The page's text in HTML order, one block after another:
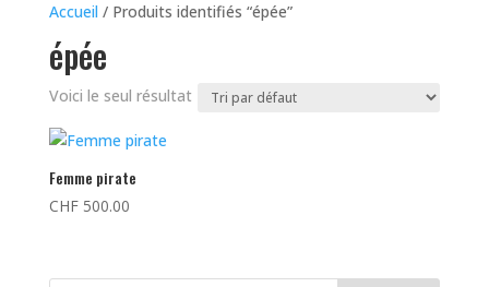
Accueil / Produits identifiés “épée”
épée
Voici le seul résultat
Femme pirate
CHF500.00